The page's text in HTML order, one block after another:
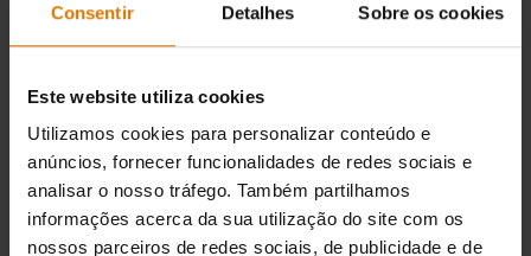
Consentir Detalhes Sobre os cookies
Este website utiliza cookies
Utilizamos cookies para personalizar conteúdo e
anúncios, fornecer funcionalidades de redes sociais e
analisar o nosso tráfego. Também partilhamos
informações acerca da sua utilização do site com os
nossos parceiros de redes sociais, de publicidade e de